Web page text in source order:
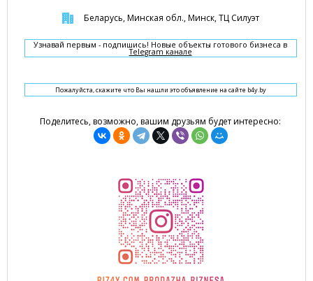
Беларусь, Минская обл., Минск, ТЦ Силуэт
Узнавай первым - подпишись! Новые объекты готового бизнеса в
Telegram канале
Пожалуйста, скажите что Вы нашли это объявление на сайте b4y.by
Поделитесь, возможно, вашим друзьям будет интересно: